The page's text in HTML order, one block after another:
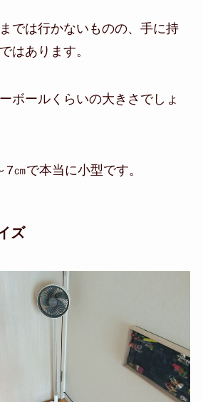
では行かないものの、手に持
はあります。
ボールくらいの大きさでしょ
㎝で本当に小型です。
ズ